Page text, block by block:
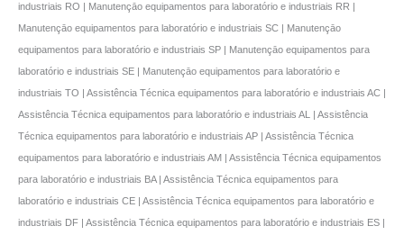
industriais RO | Manutençāo equipamentos para laboratório e industriais RR |
Manutençāo equipamentos para laboratório e industriais SC | Manutençāo
equipamentos para laboratório e industriais SP | Manutençāo equipamentos para
laboratório e industriais SE | Manutençāo equipamentos para laboratório e
industriais TO | Assistência Técnica equipamentos para laboratório e industriais AC |
Assistência Técnica equipamentos para laboratório e industriais AL | Assistência
Técnica equipamentos para laboratório e industriais AP | Assistência Técnica
equipamentos para laboratório e industriais AM | Assistência Técnica equipamentos
para laboratório e industriais BA | Assistência Técnica equipamentos para
laboratório e industriais CE | Assistência Técnica equipamentos para laboratório e
industriais DF | Assistência Técnica equipamentos para laboratório e industriais ES |